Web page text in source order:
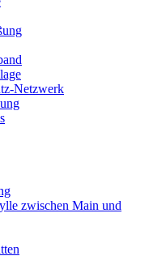
Netzwerk
zwischen Main und